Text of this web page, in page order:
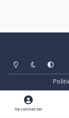
Light ModeDark ModeSystem
Se connecter